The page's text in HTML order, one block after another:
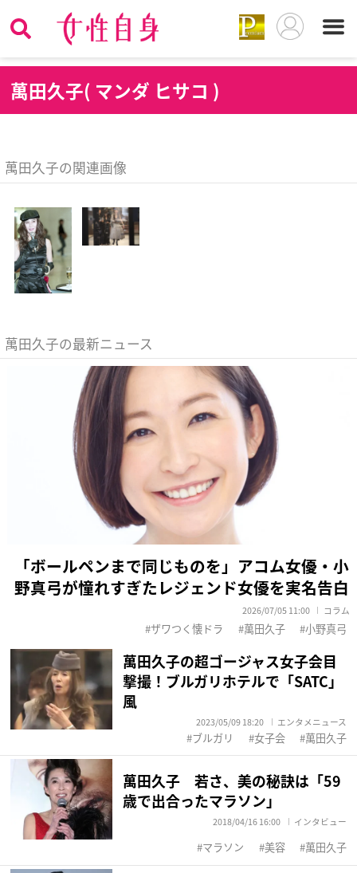
萬田久子( マンダ ヒサコ )
萬田久子の関連画像
萬田久子の最新ニュース
「ボールペンまで同じものを」アコム女優・小
野真弓が憧れすぎたレジェンド女優を実名告白
2026/07/05 11:00 コラム
ザワつく懐ドラ 萬田久子 小野真弓
萬田久子の超ゴージャス女子会目
撃撮！ブルガリホテルで「SATC」
風
2023/05/09 18:20 エンタメニュース
ブルガリ 女子会 萬田久子
萬田久子 若さ、美の秘訣は「59
歳で出合ったマラソン」
2018/04/16 16:00 インタビュー
マラソン 美容 萬田久子